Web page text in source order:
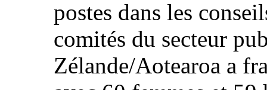
postes dans les
comités du secteur
Zélande/Aotearoa a